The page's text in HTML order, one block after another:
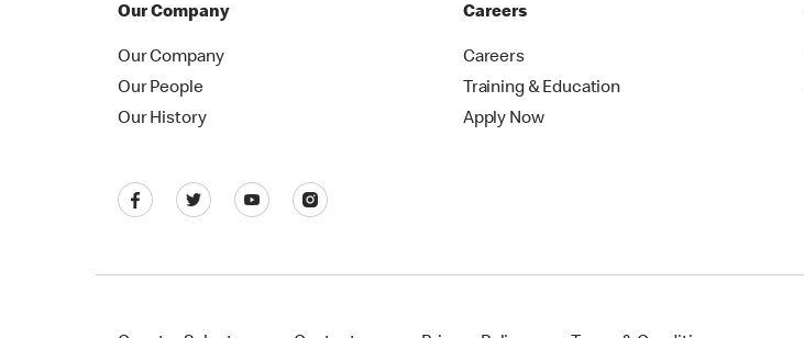
Our Company
Our Company
Our People
Our History
Careers
Careers
Training & Education
Apply Now